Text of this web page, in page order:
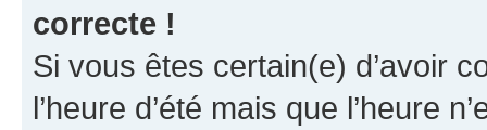
correcte !
Si vous êtes certain(e) d’avoir
l’heure d’été mais que l’heure